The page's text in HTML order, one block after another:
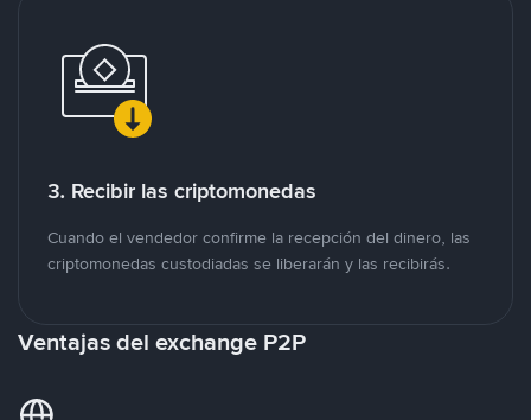
3. Recibir las criptomonedas
Cuando el vendedor confirme la recepción del dinero, las
criptomonedas custodiadas se liberarán y las recibirás.
Ventajas del exchange P2P